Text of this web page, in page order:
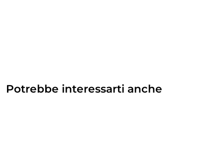
Potrebbe interessarti anche